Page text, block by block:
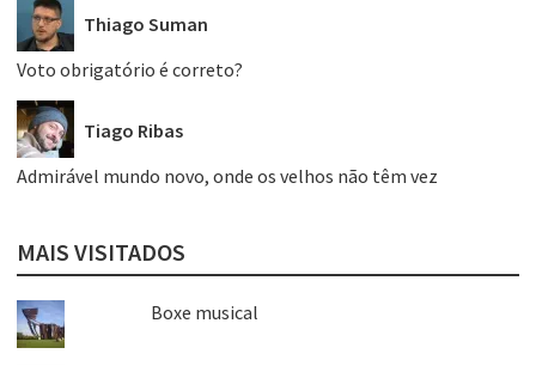
Thiago Suman
Voto obrigatório é correto?
Tiago Ribas
Admirável mundo novo, onde os velhos não têm vez
MAIS VISITADOS
Boxe musical